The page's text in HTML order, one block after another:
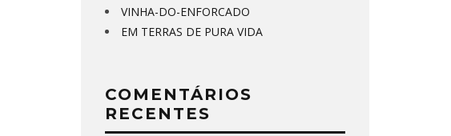
VINHA-DO-ENFORCADO
EM TERRAS DE PURA VIDA
COMENTÁRIOS
RECENTES